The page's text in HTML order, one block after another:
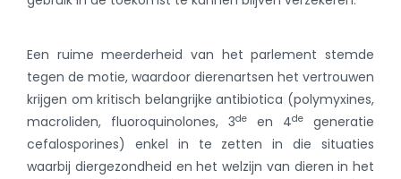
Een ruime meerderheid van het parlement stemde
tegen de motie, waardoor dierenartsen het vertrouwen
krijgen om kritisch belangrijke antibiotica (polymyxines,
macroliden, fluoroquinolones, 3de en 4de
generatie
cefalosporines) enkel in te zetten in die situaties
waarbij diergezondheid en het welzijn van dieren in het